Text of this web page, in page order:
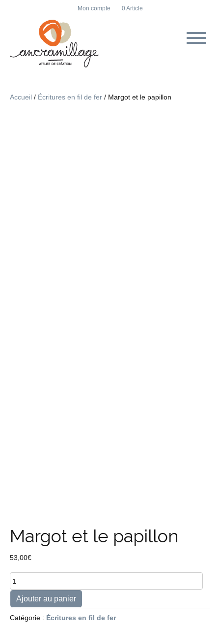
F
a
c
I
n
s
Mon compte 0 Article
Accueil / Écritures en fil de fer / Margot et le papillon
Margot et le papillon
53,00€
quantité
de
Margot
et
le
papillon
Ajouter au panier
Catégorie : Écritures en fil de fer